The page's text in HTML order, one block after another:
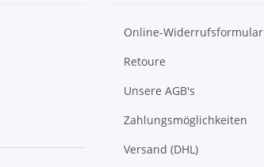
Online-Widerrufsformular
Retoure
Unsere AGB's
Zahlungsmöglichkeiten
Versand (DHL)